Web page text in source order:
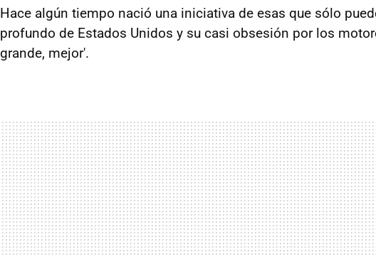
Hace algún tiempo nació una iniciativa de esas que sólo
profundo de Estados Unidos y su casi obsesión por los
grande, mejor'.